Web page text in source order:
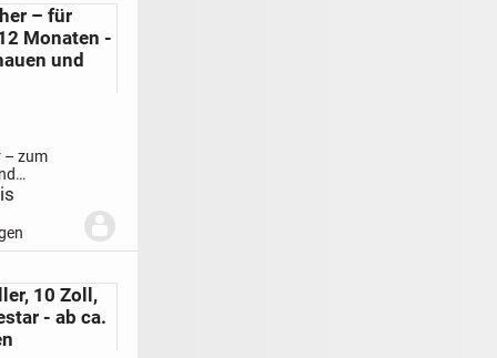
– für
Monaten -
und
– zum
Kinder
– alle
Was
Was ist
10 Zoll,
- ab ca.